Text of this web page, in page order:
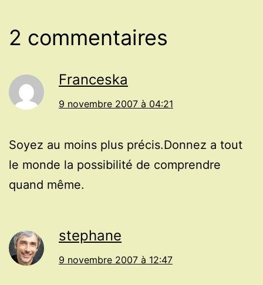
2 commentaires
Franceska
9 novembre 2007 à 04:21
Soyez au moins plus précis.Donnez a tout
le monde la possibilité de comprendre
quand même.
stephane
9 novembre 2007 à 12:47